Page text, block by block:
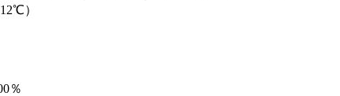
）
％